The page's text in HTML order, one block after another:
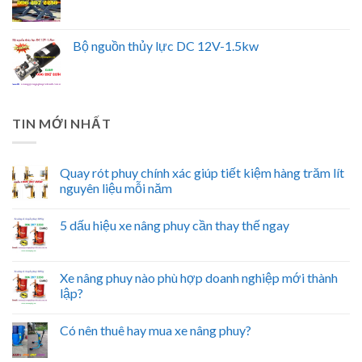
Bộ nguồn thủy lực DC 12V-1.5kw
TIN MỚI NHẤT
Quay rót phuy chính xác giúp tiết kiệm hàng trăm lít
nguyên liệu mỗi năm
5 dấu hiệu xe nâng phuy cần thay thế ngay
Xe nâng phuy nào phù hợp doanh nghiệp mới thành
lập?
Có nên thuê hay mua xe nâng phuy?